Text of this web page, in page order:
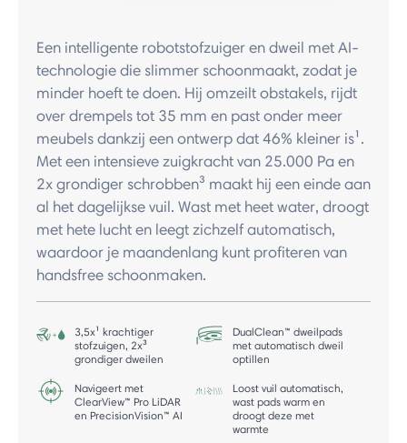
Een intelligente robotstofzuiger en dweil met AI-
technologie die slimmer schoonmaakt, zodat je
minder hoeft te doen. Hij omzeilt obstakels, rijdt
over drempels tot 35 mm en past onder meer
meubels dankzij een ontwerp dat 46% kleiner is¹.
Met een intensieve zuigkracht van 25.000 Pa en
2x grondiger schrobben³ maakt hij een einde aan
al het dagelijkse vuil. Wast met heet water, droogt
met hete lucht en leegt zichzelf automatisch,
waardoor je maandenlang kunt profiteren van
handsfree schoonmaken.
3,5x¹ krachtiger
stofzuigen, 2x³
grondiger dweilen
DualClean™ dweilpads
met automatisch dweil
optillen
Navigeert met
ClearView™ Pro LiDAR
en PrecisionVision™ AI
Loost vuil automatisch,
wast pads warm en
droogt deze met
warmte